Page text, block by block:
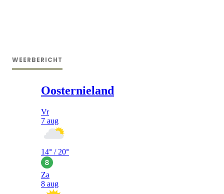
WEERBERICHT